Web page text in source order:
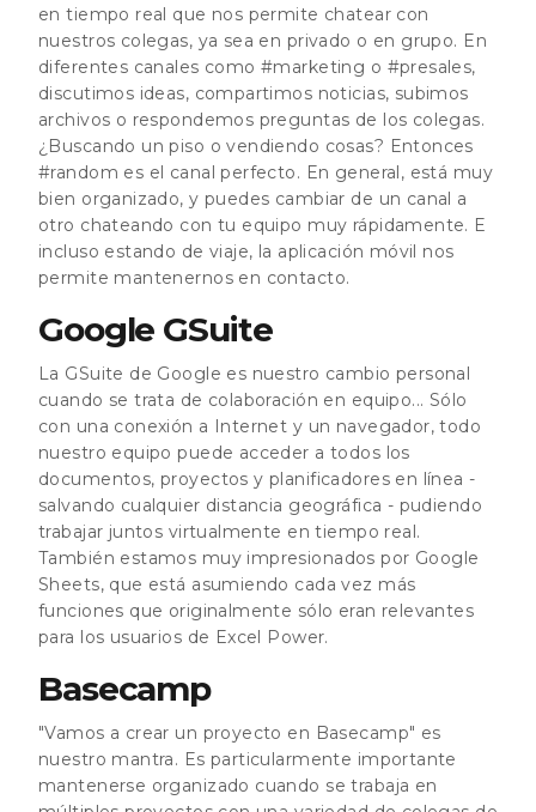
en tiempo real que nos permite chatear con
nuestros colegas, ya sea en privado o en grupo. En
diferentes canales como #marketing o #presales,
discutimos ideas, compartimos noticias, subimos
archivos o respondemos preguntas de los colegas.
¿Buscando un piso o vendiendo cosas? Entonces
#random es el canal perfecto. En general, está muy
bien organizado, y puedes cambiar de un canal a
otro chateando con tu equipo muy rápidamente. E
incluso estando de viaje, la aplicación móvil nos
permite mantenernos en contacto.
Google GSuite
La GSuite de Google es nuestro cambio personal
cuando se trata de colaboración en equipo... Sólo
con una conexión a Internet y un navegador, todo
nuestro equipo puede acceder a todos los
documentos, proyectos y planificadores en línea -
salvando cualquier distancia geográfica - pudiendo
trabajar juntos virtualmente en tiempo real.
También estamos muy impresionados por Google
Sheets, que está asumiendo cada vez más
funciones que originalmente sólo eran relevantes
para los usuarios de Excel Power.
Basecamp
"Vamos a crear un proyecto en Basecamp" es
nuestro mantra. Es particularmente importante
mantenerse organizado cuando se trabaja en